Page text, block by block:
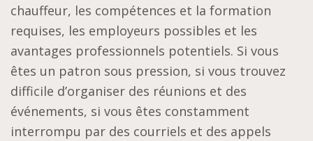
chauffeur, les compétences et la formation
requises, les employeurs possibles et les
avantages professionnels potentiels. Si vous
êtes un patron sous pression, si vous trouvez
difficile d’organiser des réunions et des
événements, si vous êtes constamment
interrompu par des courriels et des appels